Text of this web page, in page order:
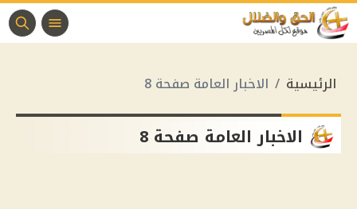
الرئيسية الاخبار العامة صفحة 8
الاخبار العامة صفحة 8